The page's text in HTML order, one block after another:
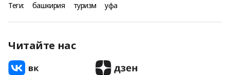
Теги: башкирия туризм уфа
Читайте нас